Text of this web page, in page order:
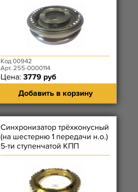
Код 00942
Арт. 255-0000114
Цена: 3779 руб
Добавить в корзину
Синхронизатор трёхконусный
(на шестерню 1 передачи н.о.)
5-ти ступенчатой КПП
Автодетальсервис н.о.